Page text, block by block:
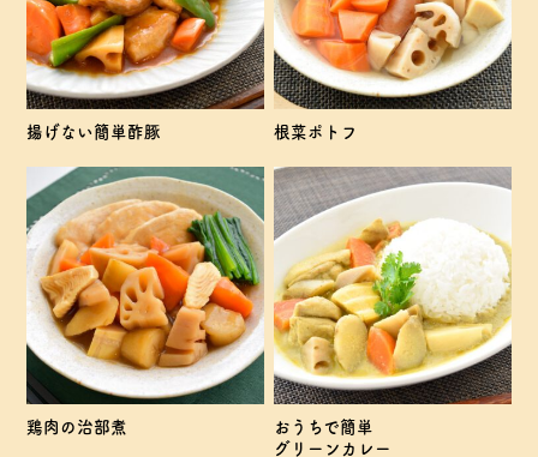
揚げない簡単酢豚 根菜ポトフ
鶏肉の治部煮
おうちで簡単
グリーンカレー